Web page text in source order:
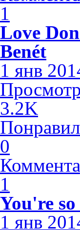
1
Love
Benét
1 янв
3.2K
0
1
You're
1 янв